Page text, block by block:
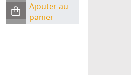
Ajouter au
panier